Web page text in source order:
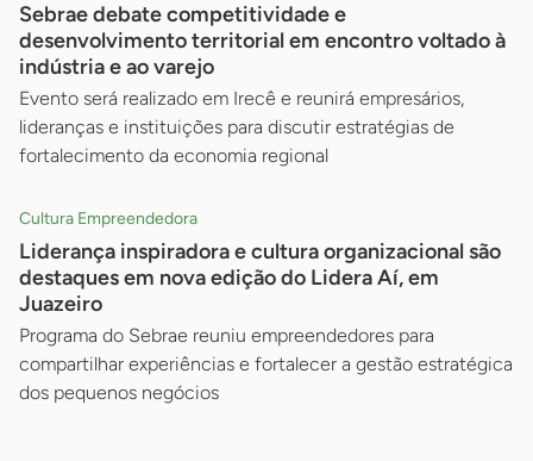
Sebrae debate competitividade e
desenvolvimento territorial em encontro voltado à
indústria e ao varejo
Evento será realizado em Irecê e reunirá empresários,
lideranças e instituições para discutir estratégias de
fortalecimento da economia regional
Cultura Empreendedora
Liderança inspiradora e cultura organizacional são
destaques em nova edição do Lidera Aí, em
Juazeiro
Programa do Sebrae reuniu empreendedores para
compartilhar experiências e fortalecer a gestão estratégica
dos pequenos negócios